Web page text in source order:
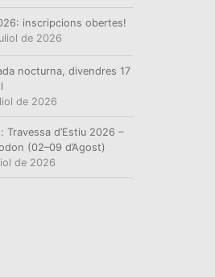
inscripcions obertes!
de 2026
nocturna, divendres 17
de 2026
Travessa d’Estiu 2026 –
(02–09 d’Agost)
de 2026